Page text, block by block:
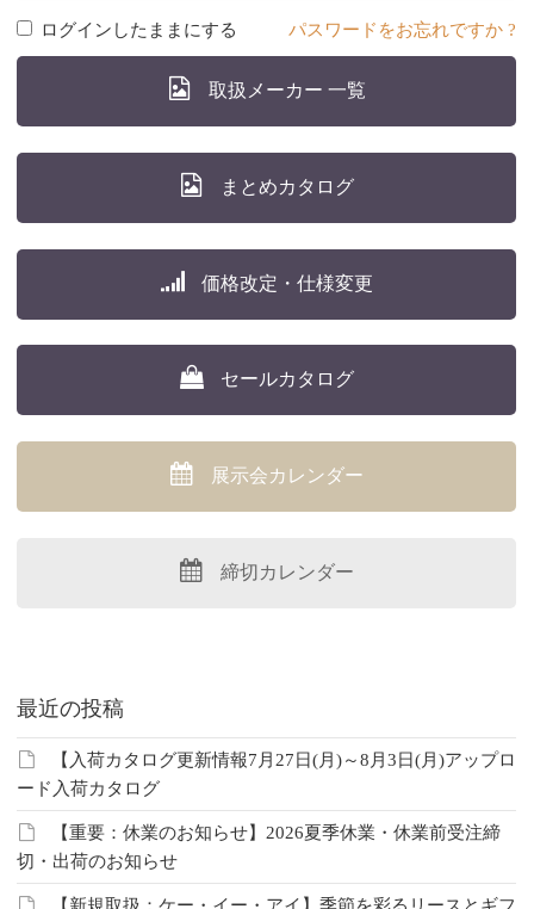
ログインしたままにする パスワードをお忘れですか ?
取扱メーカー 一覧
まとめカタログ
価格改定・仕様変更
セールカタログ
展示会カレンダー
締切カレンダー
最近の投稿
【入荷カタログ更新情報7月27日(月)～8月3日(月)アップロ
ード入荷カタログ
【重要：休業のお知らせ】2026夏季休業・休業前受注締
切・出荷のお知らせ